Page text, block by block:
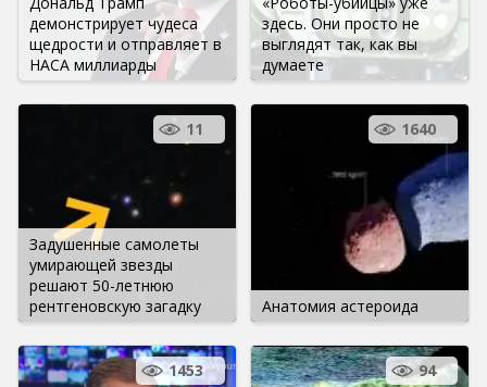
демонстрирует чудеса
щедрости и отправляет в
НАСА миллиарды
здесь. Они просто не
выглядят так, как вы
думаете
Задушенные самолеты
умирающей звезды
решают 50-летнюю
рентгеновскую загадку
11
Анатомия астероида
1640
1453 94